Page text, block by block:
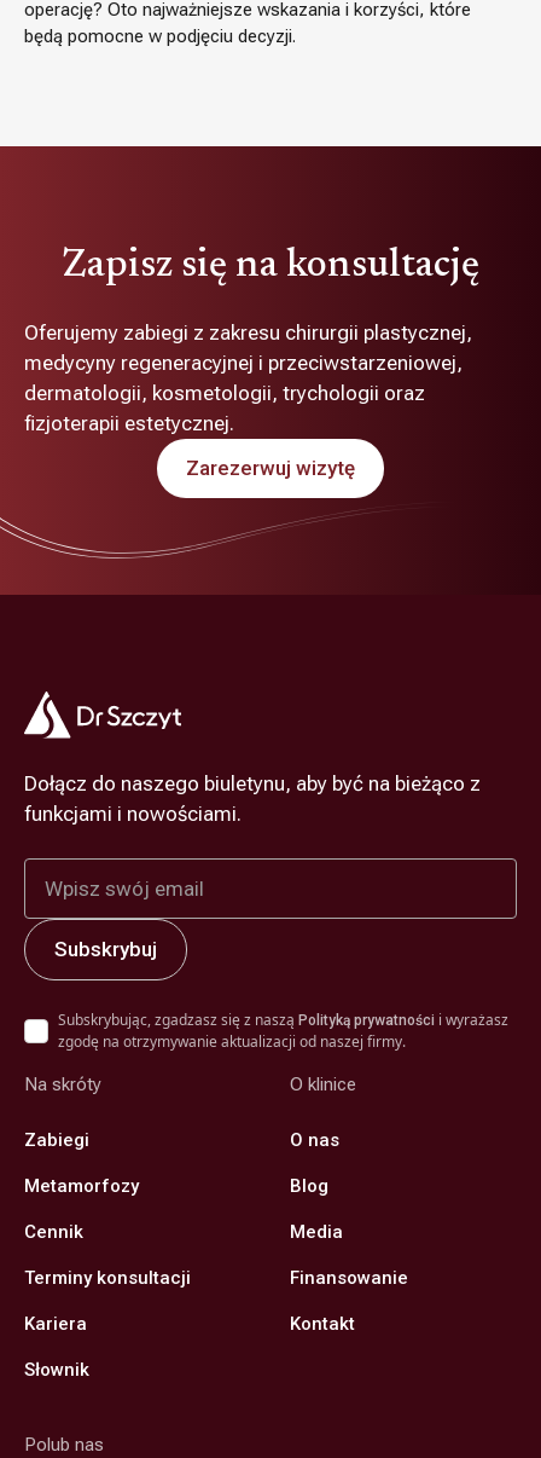
operację? Oto najważniejsze wskazania i korzyści, które
będą pomocne w podjęciu decyzji.
Zapisz się na konsultację
Oferujemy zabiegi z zakresu chirurgii plastycznej,
medycyny regeneracyjnej i przeciwstarzeniowej,
dermatologii, kosmetologii, trychologii oraz
fizjoterapii estetycznej.
Zarezerwuj wizytę
Dołącz do naszego biuletynu, aby być na bieżąco z
funkcjami i nowościami.
Subskrybując, zgadzasz się z naszą Polityką prywatności i wyrażasz
zgodę na otrzymywanie aktualizacji od naszej firmy.
Na skróty
Zabiegi
Metamorfozy
Cennik
Terminy konsultacji
Kariera
Słownik
O klinice
O nas
Blog
Media
Finansowanie
Kontakt
Polub nas